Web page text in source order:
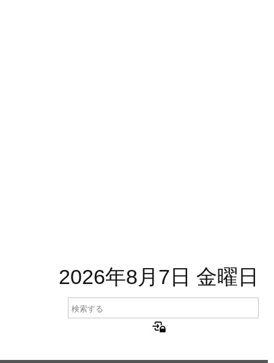
2026年8月7日 金曜日